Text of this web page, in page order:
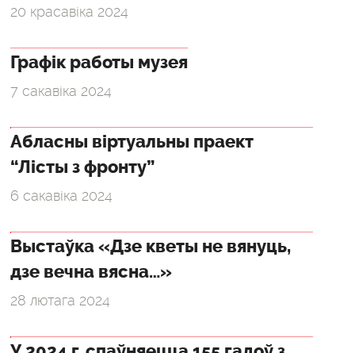
20 красавіка 2024
Графік работы музея
7 сакавіка 2024
Абласны віртуальны праект
“Лісты з фронту”
6 сакавіка 2024
Выстаўка «Дзе кветы не вянуць,
дзе вечна вясна…»
28 лютага 2024